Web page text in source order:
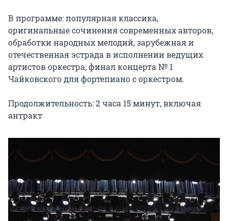
В программе: популярная классика,
оригинальные сочинения современных авторов,
обработки народных мелодий, зарубежная и
отечественная эстрада в исполнении ведущих
артистов оркестра; финал концерта № 1
Чайковского для фортепиано с оркестром.
Продолжительность: 2 часа 15 минут, включая
антракт